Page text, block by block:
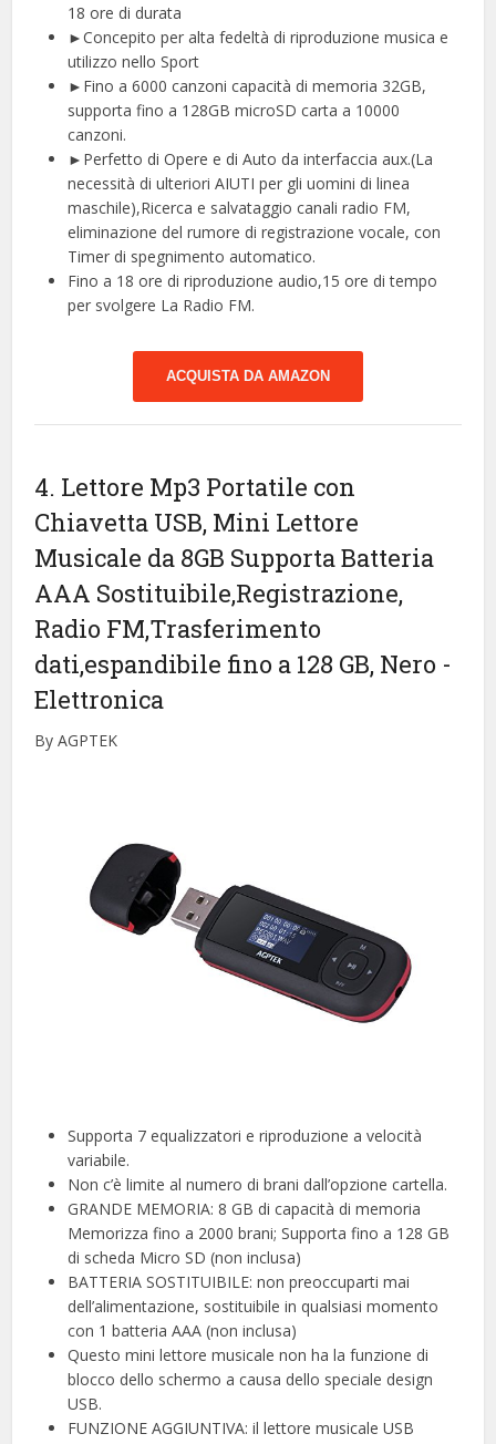
18 ore di durata
►Concepito per alta fedeltà di riproduzione musica e
utilizzo nello Sport
►Fino a 6000 canzoni capacità di memoria 32GB,
supporta fino a 128GB microSD carta a 10000
canzoni.
►Perfetto di Opere e di Auto da interfaccia aux.(La
necessità di ulteriori AIUTI per gli uomini di linea
maschile),Ricerca e salvataggio canali radio FM,
eliminazione del rumore di registrazione vocale, con
Timer di spegnimento automatico.
Fino a 18 ore di riproduzione audio,15 ore di tempo
per svolgere La Radio FM.
ACQUISTA DA AMAZON
4. Lettore Mp3 Portatile con
Chiavetta USB, Mini Lettore
Musicale da 8GB Supporta Batteria
AAA Sostituibile,Registrazione,
Radio FM,Trasferimento
dati,espandibile fino a 128 GB, Nero -
Elettronica
By AGPTEK
Supporta 7 equalizzatori e riproduzione a velocità
variabile.
Non c’è limite al numero di brani dall’opzione cartella.
GRANDE MEMORIA: 8 GB di capacità di memoria
Memorizza fino a 2000 brani; Supporta fino a 128 GB
di scheda Micro SD (non inclusa)
BATTERIA SOSTITUIBILE: non preoccuparti mai
dell’alimentazione, sostituibile in qualsiasi momento
con 1 batteria AAA (non inclusa)
Questo mini lettore musicale non ha la funzione di
blocco dello schermo a causa dello speciale design
USB.
FUNZIONE AGGIUNTIVA: il lettore musicale USB